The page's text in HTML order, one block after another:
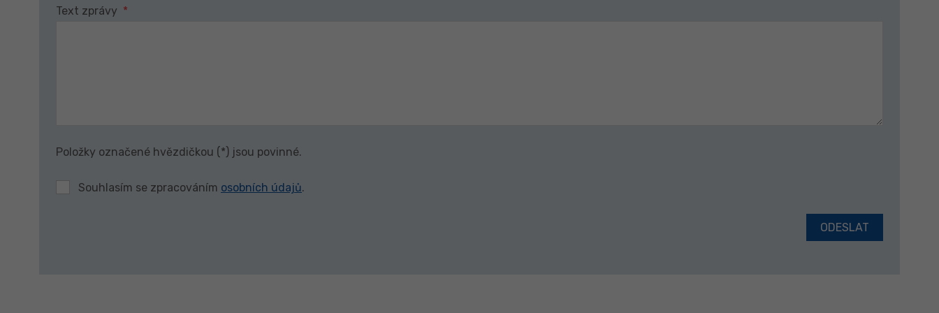
Text zprávy *
Položky označené hvězdičkou (*) jsou povinné.
Souhlasím se zpracováním osobních údajů.
ODESLAT